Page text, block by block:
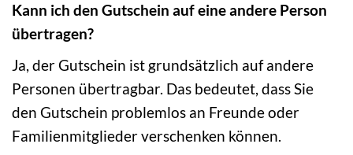
Kann ich den Gutschein auf eine andere Person
übertragen?
Ja, der Gutschein ist grundsätzlich auf andere
Personen übertragbar. Das bedeutet, dass Sie
den Gutschein problemlos an Freunde oder
Familienmitglieder verschenken können.